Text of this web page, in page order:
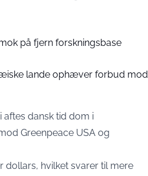
på fjern forskningsbase
lande ophæver forbud mod
aftes dansk tid dom i
Greenpeace USA og
dollars, hvilket svarer til mere